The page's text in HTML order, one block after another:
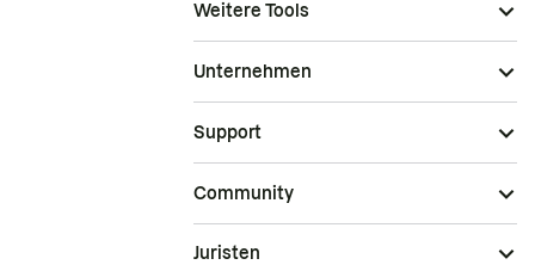
Weitere Tools
Unternehmen
Support
Community
Juristen